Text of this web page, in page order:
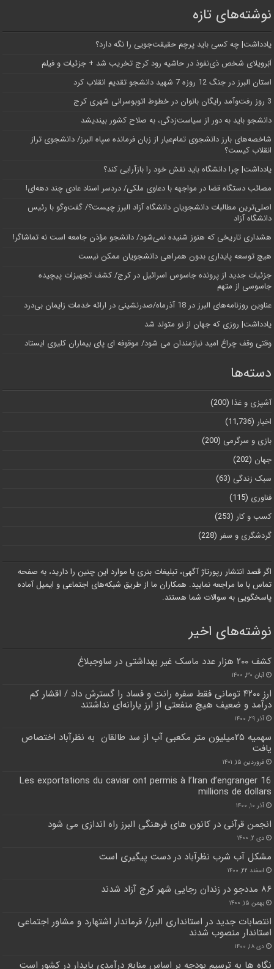
نوشته‌های تازه
یادداشت| ‌چه کسی باید پرچم حقیقت‌جویی را نگه دارد؟
اَبَر‌ویلای شخص ذی‌نفوذ در حاشیه‌ رود کرج تخریب شد + جزئیات و فیلم
استان البرز در جنگ 12 روزه 7 شهید دانشجو تقدیم انقلاب کرد
3 روز رفت‌وآمد رایگان بانوان در خطوط اتوبوسرانی شهری کرج
دانشجو باید به دور از سیاست‌زدگی، به صلاح کشور بیندیشد
شاخصه‌های بارز دانشجوی تمام‌عیار از زبان فرمانده سپاه البرز/ دانشجوی تراز
انقلاب کیست؟
یادداشت| چرا دانشگاه باید نقش خود را بازآرایی کند؟
مصائب دستگاه قضا در مواجهه با دعاوی ملکی/ دردسر اسناد عادی چند‌ دهه‌ای!
اصلی‌ترین مطالبات دانشجویان دانشگاه آزاد البرز چیست؟/ گفت‌وگو با رئیس
دانشگاه آز‌اد
هشداری تاریخی که هنوز شنیده نمی‌شود/ دانشجو مؤذن جامعه است نه تماشاگر!
هیچ توسعه پایداری بدون همراهی دانشجویان ممکن نیست
جزئیات جدید از پرونده جاسوس اسرائیل در کرج/‌ کشف تجهیزات پیچیده
جاسوسی از متهم
عناوین روزنامه‌های البرز در ‌18 آذرماه/صدرنشینی در ارائه خدمات زایمان بی‌درد
یادداشت| روزی که جهان از نو متولد شد
وقتی وقف چراغ امید نیازمندان می شود/ موقوفه ای پای بیماران کلیوی ایستاد
دسته‌ها
آشپزی و غذا (200)
اخبار (11,736)
بازی و سرگرمی (200)
جهان (202)
سبک زندگی (63)
فناوری (115)
کسب و کار (253)
گردشگری و سفر (228)
اگر قصد انتشار رپورتاژ آگهی، تبلیغات بنری یا موارد این چنین را دارید، به صفحه
تماس با ما مراجعه نمایید. همکاران ما از طریق شبکه‌های اجتماعی و ایمیل آماده
پاسخگویی به سوالات شما هستند.
نوشته‌های اخیر
کشف ۲۰۰ هزار عدد ماسک غیر بهداشتی در ساوجبلاغ
آبان ۳۰, ۱۴۰۰
ارز ۴۲۰۰ تومانی فقط سفره رانت و فساد را گسترش داد / اقشار کم
درآمد و ضعیف هیچ منفعتی از ارز یارانه‌ای نداشتند
آذر ۲۹, ۱۴۰۰
سهمیه ۲۵میلیون متر مکعبی آب از سد طالقان به نظرآباد اختصاص
یافت
فروردین ۱۵, ۱۴۰۱
Les exportations du caviar ont permis à l’Iran d’engranger 16
millions de dollars
آذر ۱۰, ۱۴۰۰
انجمن قرآنی در کانون های فرهنگی البرز راه اندازی می شود
دی ۲, ۱۴۰۰
مشکل آب شرب نظرآباد در دست پیگیری است
اسفند ۲۲, ۱۴۰۰
۸۶ مددجو در زندان رجایی شهر کرج آزاد شدند
بهمن ۱۵, ۱۴۰۰
انتصابات جدید در استانداری البرز/ فرماندار اشتهارد و مشاور اجتماعی
استاندار منصوب شدند
دی ۱۸, ۱۴۰۰
نگاه ها به ترسیم بودجه بر اساس منابع درآمدی پایدار در کشور است